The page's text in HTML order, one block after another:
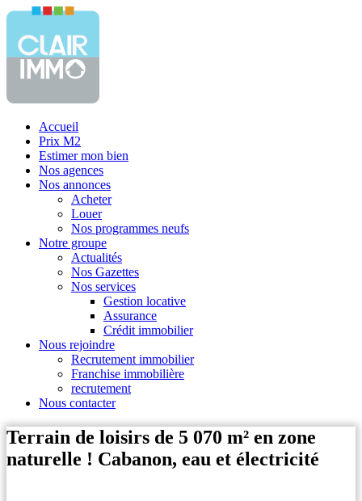
Accueil
Prix M2
Estimer mon bien
Nos agences
Nos annonces
Acheter
Louer
Nos programmes neufs
Notre groupe
Actualités
Nos Gazettes
Nos services
Gestion locative
Assurance
Crédit immobilier
Nous rejoindre
Recrutement immobilier
Franchise immobilière
recrutement
Nous contacter
Terrain de loisirs de 5 070 m² en zone
naturelle ! Cabanon, eau et électricité